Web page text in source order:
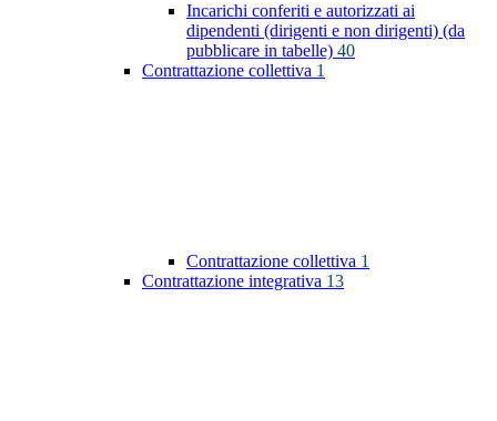
Incarichi conferiti e autorizzati ai
dipendenti (dirigenti e non dirigenti) (da
pubblicare in tabelle) 40
Contrattazione collettiva 1
Contrattazione collettiva 1
Contrattazione integrativa 13